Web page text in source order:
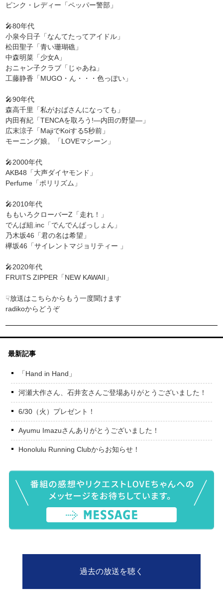
ピンク・レディー「ペッパー警部」
🎤80年代
小泉今日子「なんてたってアイドル」
松田聖子「青い珊瑚礁」
中森明菜「少女A」
おニャン子クラブ「じゃあね」
工藤静香「MUGO・ん・・・色っぽい」
🎤90年代
森高千里「私がおばさんになっても」
内田有紀「TENCAを取ろう!—内田の野望—」
広末涼子「MajiでKoiする5秒前」
モーニング娘。「LOVEマシーン」
🎤2000年代
AKB48「大声ダイヤモンド」
Perfume「ポリリズム」
🎤2010年代
ももいろクローバーZ「走れ！」
でんぱ組.inc「でんでんぱっしょん」
乃木坂46「君の名は希望」
欅坂46「サイレントマジョリティー 」
🎤2020年代
FRUITS ZIPPER「NEW KAWAII」
☟放送はこちらからもう一度聞けます
radikoからどうぞ
最新記事
「Hand in Hand」
河瀬大作さん、石井玄さんご登場ありがとうございました！
6/30（火）プレゼント！
Ayumu Imazuさんありがとうございました！
Honolulu Running Clubからお知らせ！
過去の放送を聴く